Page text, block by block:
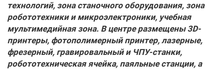
технологий, зона станочного оборудования, зона
робототехники и микроэлектроники, учебная
мультимедийная зона. В центре размещены 3D-
принтеры, фотополимерный принтер, лазерные,
фрезерный, гравировальный и ЧПУ-станки,
робототехническая ячейка, паяльные станции, а